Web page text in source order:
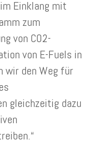
Einklang mit
zum
von CO2-
von E-Fuels in
wir den Weg für
gleichzeitig dazu